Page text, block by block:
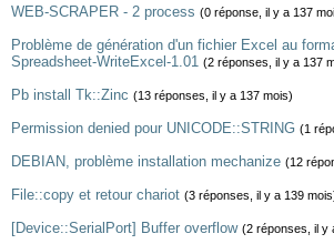
WEB-SCRAPER - 2 process (0 réponse, il y a 137
Problème de génération d'un fichier Excel au
Spreadsheet-WriteExcel-1.01 (2 réponses, il y a 137
Pb install Tk::Zinc (13 réponses, il y a 137 mois)
Permission denied pour UNICODE::STRING (1
DEBIAN, problème installation mechanize (12
File::copy et retour chariot (3 réponses, il y a 139
[Device::SerialPort] Buffer overflow (2 réponses, il y